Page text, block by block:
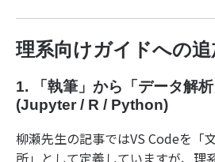
理系向けガイドへの追
1. 「執筆」から「データ解
(Jupyter / R / Python)
柳瀬先生の記事ではVS Codeを「
所」として定義していますが、理